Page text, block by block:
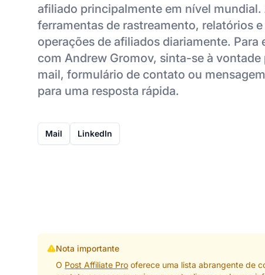
afiliado principalmente em nível mundial.
ferramentas de rastreamento, relatórios e
operações de afiliados diariamente. Para
com Andrew Gromov, sinta-se à vontade
mail, formulário de contato ou
para uma resposta rápida.
Mail LinkedIn
Nota importante
O Post Affiliate Pro oferece uma lista abrangente de